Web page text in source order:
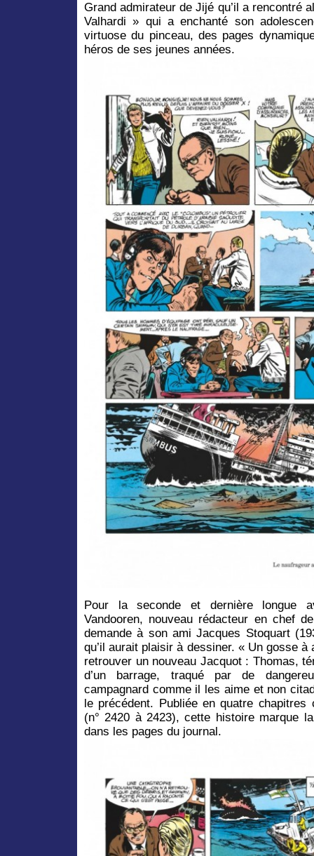
Grand admirateur de Jijé qu’il a rencontré
Valhardi » qui a enchanté son
virtuose du pinceau, des pages
héros de ses jeunes années.
Pour la seconde et dernière longue
Vandooren, nouveau rédacteur en chef
demande à son ami Jacques Stoquart
qu’il aurait plaisir à dessiner. « Un gosse
retrouver un nouveau Jacquot : Thomas,
d’un barrage, traqué par de
campagnard comme il les aime et non
le précédent. Publiée en quatre
(n° 2420 à 2423), cette histoire marque
dans les pages du journal.